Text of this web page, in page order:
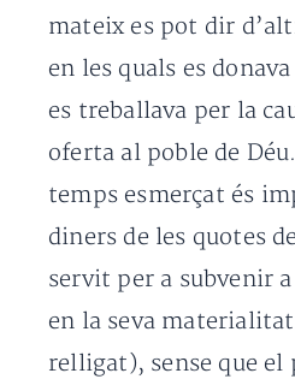
mateix es pot dir
en les quals es
es treballava per la
oferta al poble de
temps esmerçat és
diners de les quotes
servit per a subvenir
en la seva
relligat), sense que el